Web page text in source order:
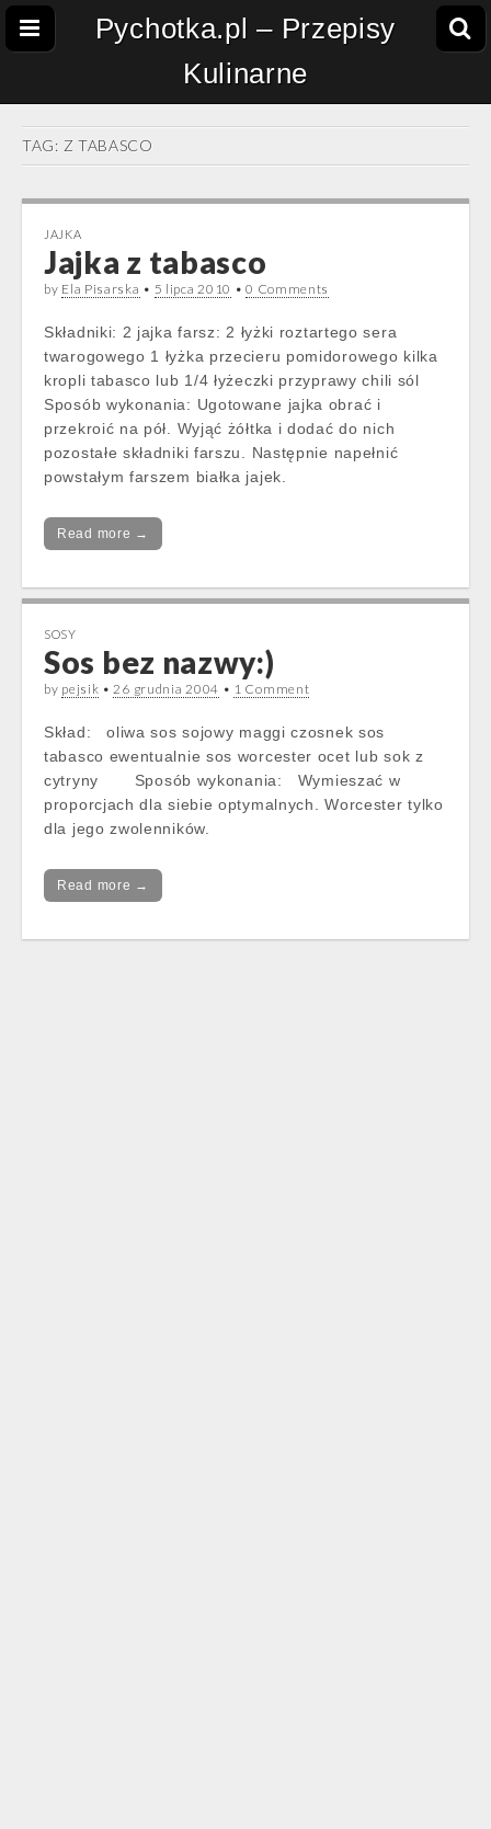
Pychotka.pl – Przepisy
Kulinarne
TAG: Z TABASCO
JAJKA
Jajka z tabasco
by Ela Pisarska • 5 lipca 2010 •0 Comments
Składniki: 2 jajka farsz: 2 łyżki roztartego sera
twarogowego 1 łyżka przecieru pomidorowego kilka
kropli tabasco lub 1/4 łyżeczki przyprawy chili sól
Sposób wykonania: Ugotowane jajka obrać i
przekroić na pół. Wyjąć żółtka i dodać do nich
pozostałe składniki farszu. Następnie napełnić
powstałym farszem białka jajek.
Read more →
SOSY
Sos bez nazwy:)
by pejsik •26 grudnia 2004 • 1 Comment
Skład: oliwa sos sojowy maggi czosnek sos
tabasco ewentualnie sos worcester ocet lub sok z
cytryny Sposób wykonania: Wymieszać w
proporcjach dla siebie optymalnych. Worcester tylko
dla jego zwolenników.
Read more →